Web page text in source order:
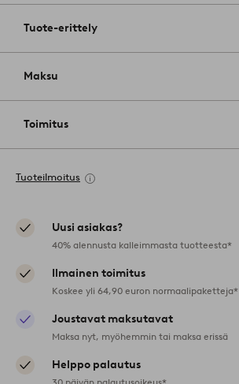
Tuote-erittely
Maksu
Toimitus
Tuoteilmoitus
Uusi asiakas?
40% alennusta kalleimmasta tuotteesta*
Ilmainen toimitus
Koskee yli 64,90 euron normaalipaketteja*
Joustavat maksutavat
Maksa nyt, myöhemmin tai maksa erissä
Helppo palautus